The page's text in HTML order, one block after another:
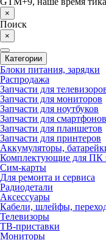
×
Поиск
×
Категории
Блоки питания, зарядки
Распродажа
Запчасти для
Запчасти для мониторов
Запчасти для ноутбуков
Запчасти для смартфонов
Запчасти для планшетов
Запчасти для принтеров
Аккумуляторы,
Комплектующие для ПК
Сим-карты
Для ремонта и сервиса
Радиодетали
Аксессуары
Кабели, шлейфы,
Телевизоры
ТВ-приставки
Мониторы